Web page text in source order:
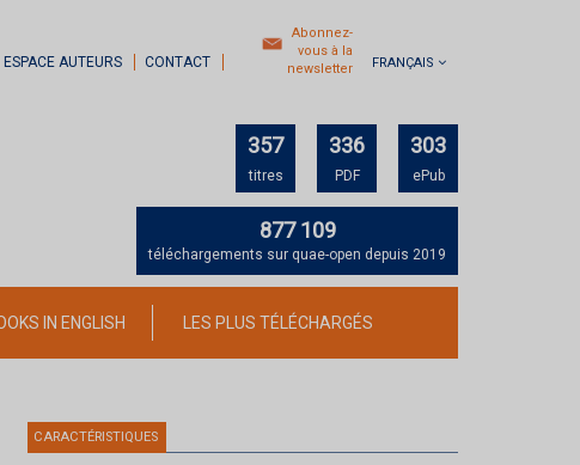
ESPACE AUTEURS CONTACT
Abonnez-
vous à la
newsletter
FRANÇAIS
357
titres
336
PDF
303
ePub
877 109
téléchargements sur quae-open depuis 2019
IN ENGLISH LES PLUS TÉLÉCHARGÉS
CARACTÉRISTIQUES